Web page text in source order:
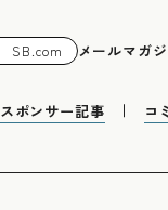
SB.com メールマガ
スポンサー記事 コ